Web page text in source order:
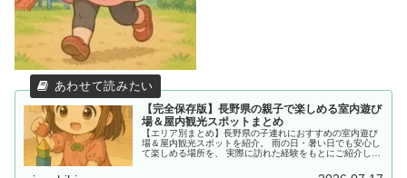
【完全保存版】長野県の親子で楽しめる室内遊び
場＆屋内観光スポットまとめ
【エリア別まとめ】長野県の子連れにおすすめの室内遊び
場＆屋内観光スポットを紹介。 雨の日・暑い日でも安心し
て楽しめる場所を、 実際に訪れた経験をもとにご紹介して